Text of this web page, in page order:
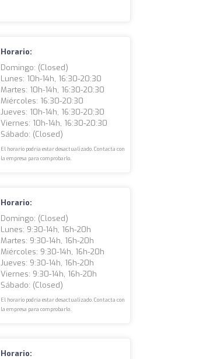
Horario:
Domingo: (closed)
Lunes: 10h-14h, 16:30-20:30
Martes: 10h-14h, 16:30-20:30
Miércoles: 16:30-20:30
Jueves: 10h-14h, 16:30-20:30
Viernes: 10h-14h, 16:30-20:30
Sábado: (closed)
El horario podría estar desactualizado. Contacta con
la empresa para comprobarlo.
Horario:
Domingo: (closed)
Lunes: 9:30-14h, 16h-20h
Martes: 9:30-14h, 16h-20h
Miércoles: 9:30-14h, 16h-20h
Jueves: 9:30-14h, 16h-20h
Viernes: 9:30-14h, 16h-20h
Sábado: (closed)
El horario podría estar desactualizado. Contacta con
la empresa para comprobarlo.
Horario: